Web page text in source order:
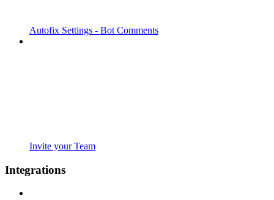
Autofix Settings - Bot Comments
Invite your Team
Integrations